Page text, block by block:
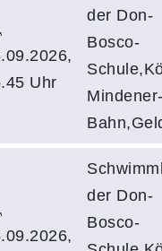
Uhr
der Don-
Bosco-
der Don-
Bosco-